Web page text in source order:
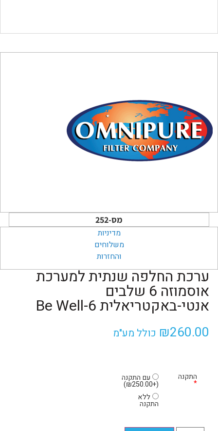
מס-252
מדיניות
משלוחים
והחזרות
ערכת החלפה שנתית למערכת
אוסמוזה 6 שלבים
אנטי-באקטריאלית Be Well-6
₪260.00 כולל מע"מ
התקנה
*
עם התקנה
(
+
₪250.00
)
ללא
התקנה